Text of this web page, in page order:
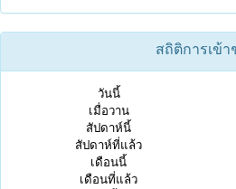
สถิติการเข้า
วันนี้
เมื่อวาน
สัปดาห์นี้
สัปดาห์ที่แล้ว
เดือนนี้
เดือนที่แล้ว